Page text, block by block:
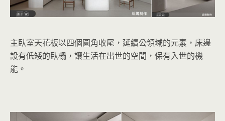
主臥室天花板以四個圓角收尾，延續公領域的元素，床邊
設有低矮的臥榻，讓生活在出世的空間，保有入世的機
能。